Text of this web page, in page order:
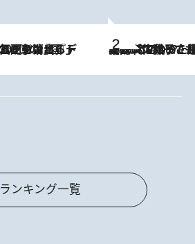
2026.8.5
【阿川佐和子さんの年とる力】なぜ70代で始めた趣味は“こんなに楽しい”のか？ ピアノ、俳句…スランプに陥っても続けられる“ある秘訣”とは
ランキング一覧